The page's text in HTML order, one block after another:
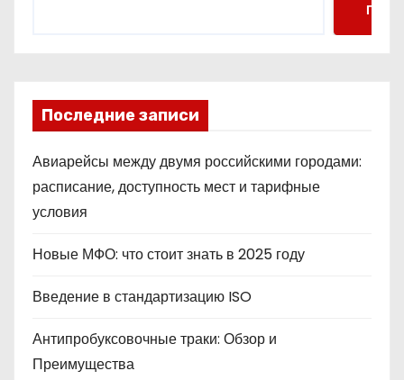
Поиск
Последние записи
Авиарейсы между двумя российскими городами:
расписание, доступность мест и тарифные
условия
Новые МФО: что стоит знать в 2025 году
Введение в стандартизацию ISO
Антипробуксовочные траки: Обзор и
Преимущества